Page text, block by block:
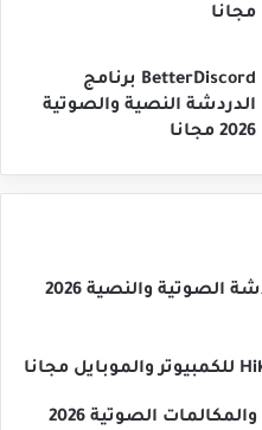
مجانا
BetterDiscord برنامج
الدردشة النصية والصوتية
2026 مجانا
تيم سبيك TeamSpeak للدردشة الصوتية والنصية 2026
تيم توك TeamTalk للمحادثة والمكالمات الصوتية 2026